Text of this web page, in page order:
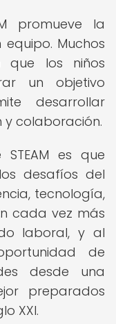
promueve la
Muchos
que los niños
un objetivo
desarrollar
y colaboración.
es que
desafíos del
tecnología,
cada vez más
laboral, y al
de
desde una
preparados
XXI.